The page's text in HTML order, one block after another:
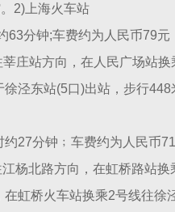
2)上海火车站
63分钟;车费约为人民币79元
莘庄站方向，在人民广场站换
泾东站(5口)出站，步行448
约27分钟﹔车费约为人民币
杨北路方向，在虹桥路站换
在虹桥火车站换乘2号线往徐